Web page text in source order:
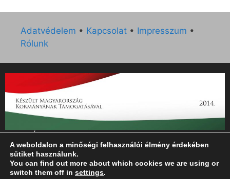
Adatvédelem • Kapcsolat • Impresszum •
Rólunk
„Az Új Ember katolikus hetilap 2014. évi működésének
támogatását az EGYH-KCP-14-P-0121 sz. támogatási
szerződés keretében 3 000 000 Ft összegben támogatta az
Emberi Erőforrások Minisztériuma.”
A weboldalon a minőségi felhasználói élmény érdekében
sütiket használunk.
You can find out more about which cookies we are using or
switch them off in settings.